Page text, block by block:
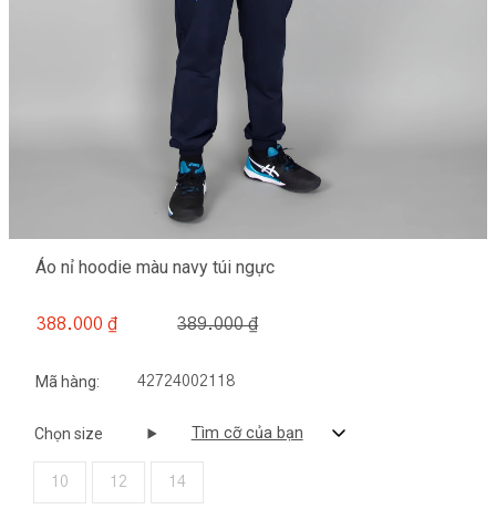
Áo nỉ hoodie màu navy túi ngực
Mã hàng:
388.000 ₫ 389.000 ₫
42724002118
Chọn size
10 12 14
Tìm cỡ của bạn